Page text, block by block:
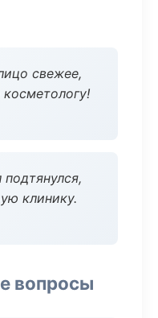
свежее,
клинику.
вопросы